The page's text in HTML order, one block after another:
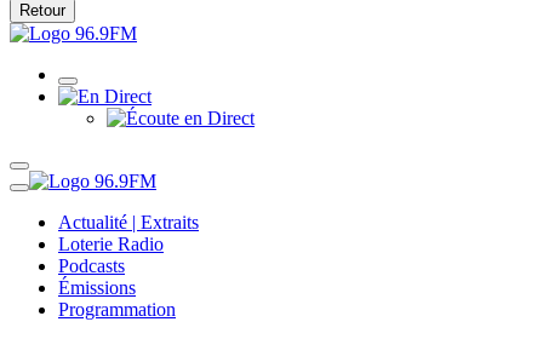
Retour
Actualité | Extraits
Loterie Radio
Podcasts
Émissions
Programmation